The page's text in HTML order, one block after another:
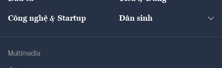
Tư vấn
Thị trường
Nông sản
Công nghệ & Startup Dân sinh
Multimedia